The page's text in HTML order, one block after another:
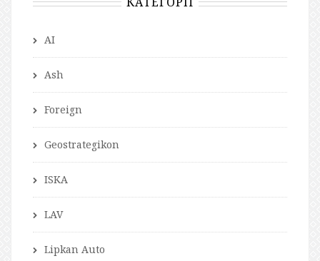
AI
Ash
Foreign
Geostrategikon
ISKA
LAV
Lipkan Auto